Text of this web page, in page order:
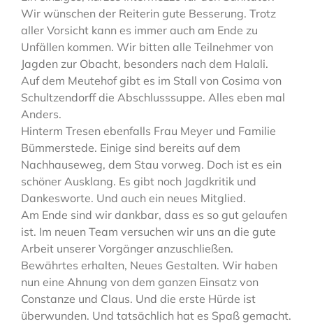
Wir wünschen der Reiterin gute Besserung. Trotz
aller Vorsicht kann es immer auch am Ende zu
Unfällen kommen. Wir bitten alle Teilnehmer von
Jagden zur Obacht, besonders nach dem Halali.
Auf dem Meutehof gibt es im Stall von Cosima von
Schultzendorff die Abschlusssuppe. Alles eben mal
Anders.
Hinterm Tresen ebenfalls Frau Meyer und Familie
Bümmerstede. Einige sind bereits auf dem
Nachhauseweg, dem Stau vorweg. Doch ist es ein
schöner Ausklang. Es gibt noch Jagdkritik und
Dankesworte. Und auch ein neues Mitglied.
Am Ende sind wir dankbar, dass es so gut gelaufen
ist. Im neuen Team versuchen wir uns an die gute
Arbeit unserer Vorgänger anzuschließen.
Bewährtes erhalten, Neues Gestalten. Wir haben
nun eine Ahnung von dem ganzen Einsatz von
Constanze und Claus. Und die erste Hürde ist
überwunden. Und tatsächlich hat es Spaß gemacht.